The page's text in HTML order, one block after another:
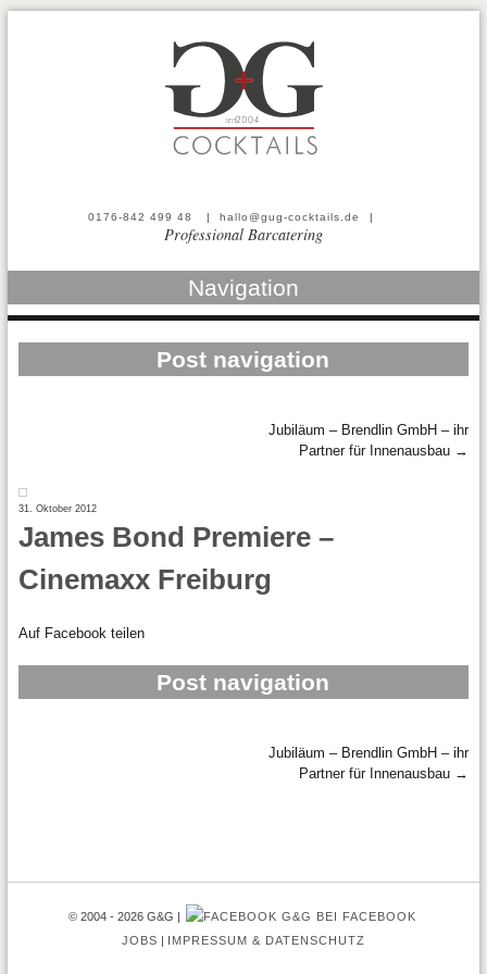
0176-842 499 48 | hallo@gug-cocktails.de |
Professional Barcatering
Navigation
Post navigation
Jubiläum – Brendlin GmbH – ihr
Partner für Innenausbau →
31. Oktober 2012
James Bond Premiere –
Cinemaxx Freiburg
Auf Facebook teilen
Post navigation
Jubiläum – Brendlin GmbH – ihr
Partner für Innenausbau →
© 2004 - 2026 G&G
G&G BEI FACEBOOK
JOBS
IMPRESSUM & DATENSCHUTZ